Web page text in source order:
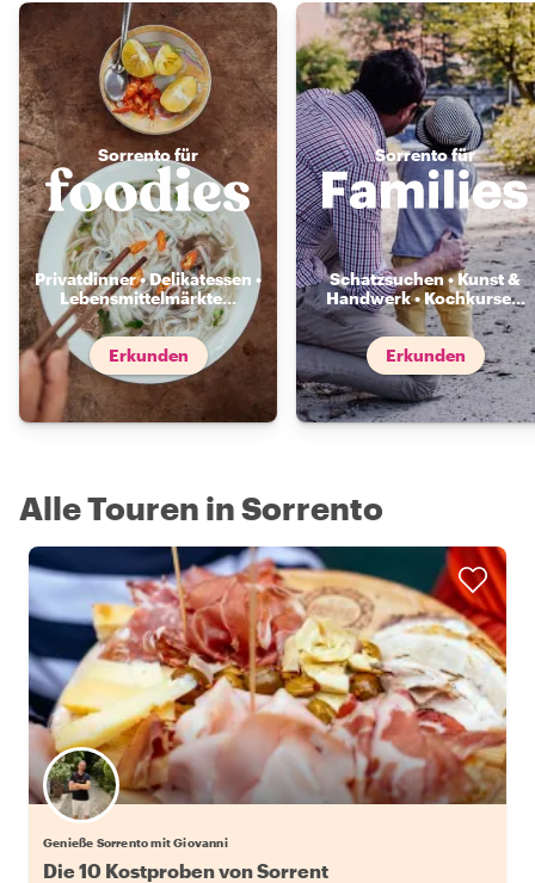
Sorrento für
Privatdinner • Delikatessen •
Lebensmittelmärkte...
Erkunden
Sorrento für
Schatzsuchen • Kunst &
Handwerk • Kochkurse...
Erkunden
Alle Touren in Sorrento
Genieße Sorrento mit Giovanni
Die 10 Kostproben von Sorrent